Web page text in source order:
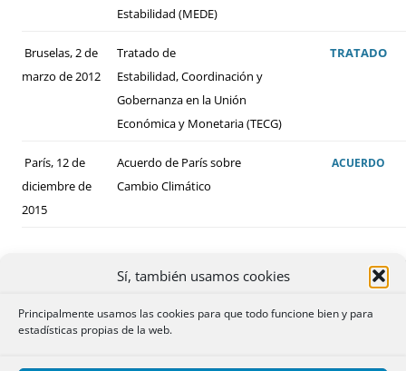
Sí, también usamos cookies
Principalmente usamos las cookies para que todo funcione bien y para
estadísticas propias de la web.
Estabilidad (MEDE)
Bruselas, 2 de
marzo de 2012
Tratado de
Estabilidad, Coordinación y
Gobernanza en la Unión
Económica y Monetaria (TECG)
TRATADO
París, 12 de
diciembre de
2015
Acuerdo de París sobre
Cambio Climático
ACUERDO
ALGUNOS DE LOS CONVENIOS BILATERALES
FIRMADOS POR ESPAÑA